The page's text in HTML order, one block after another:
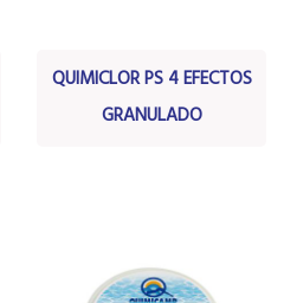
QUIMICLOR PS 4 EFECTOS
GRANULADO